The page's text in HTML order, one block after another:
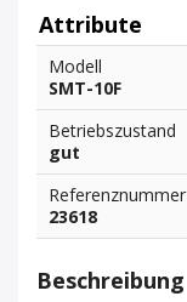
Attribute
Modell
SMT-10F
Betriebszustand
gut
Referenznummer
23618
Beschreibung